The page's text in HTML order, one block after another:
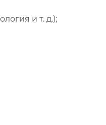
и т. д.);